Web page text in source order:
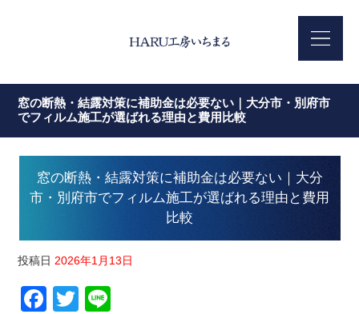
窓の断熱・結露対策に補助金は必要ない｜大分市・別府市
でフィルム施工が選ばれる理由と費用比較
窓の断熱・結露対策に補助金は必要ない｜大分
市・別府市でフィルム施工が選ばれる理由と費用
比較
投稿日 2026年1月13日
Facebook
Twitter